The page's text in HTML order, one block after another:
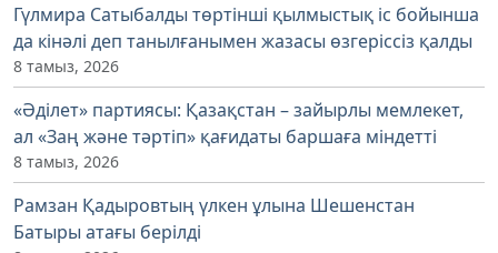
Гүлмира Сатыбалды төртінші қылмыстық іс бойынша
да кінәлі деп танылғанымен жазасы өзгеріссіз қалды
8 тамыз, 2026
«Әділет» партиясы: Қазақстан – зайырлы мемлекет,
ал «Заң және тәртіп» қағидаты баршаға міндетті
8 тамыз, 2026
Рамзан Қадыровтың үлкен ұлына Шешенстан
Батыры атағы берілді